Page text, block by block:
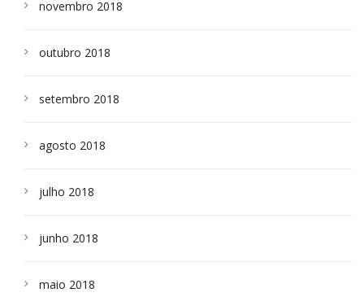
novembro 2018
outubro 2018
setembro 2018
agosto 2018
julho 2018
junho 2018
maio 2018